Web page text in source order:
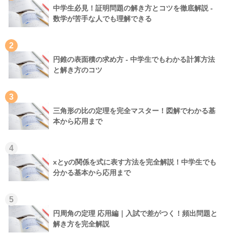
中学生必見！証明問題の解き方とコツを徹底解説 -
数学が苦手な人でも理解できる
2
円錐の表面積の求め方 - 中学生でもわかる計算方法
と解き方のコツ
3
三角形の比の定理を完全マスター！図解でわかる基
本から応用まで
4
xとyの関係を式に表す方法を完全解説！中学生でも
分かる基本から応用まで
5
円周角の定理 応用編｜入試で差がつく！頻出問題と
解き方を完全解説